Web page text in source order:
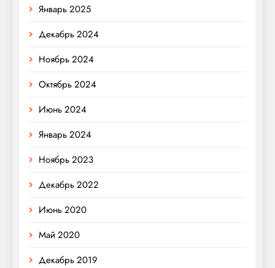
Январь 2025
Декабрь 2024
Ноябрь 2024
Октябрь 2024
Июнь 2024
Январь 2024
Ноябрь 2023
Декабрь 2022
Июнь 2020
Май 2020
Декабрь 2019